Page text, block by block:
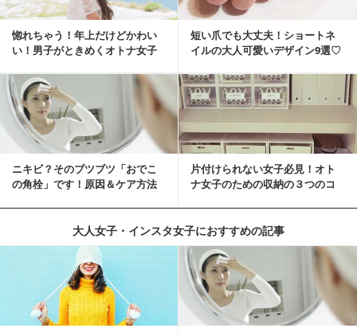
惚れちゃう！年上だけどかわい
い！男子がときめくオトナ女子
短い爪でも大丈夫！ショートネ
イルの大人可愛いデザイン9選♡
ニキビ？そのブツブツ「おでこ
の角栓」です！原因＆ケア方法
片付けられない女子必見！オト
ナ女子のための収納の３つのコ
大人女子・インスタ女子におすすめの記事